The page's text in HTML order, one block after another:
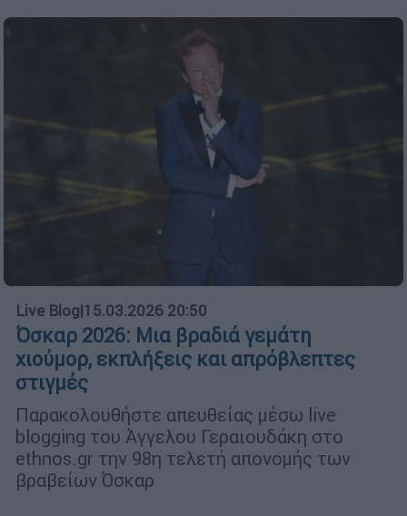
Live Blog|15.03.2026 20:50
Όσκαρ 2026: Μια βραδιά γεμάτη
χιούμορ, εκπλήξεις και απρόβλεπτες
στιγμές
Παρακολουθήστε απευθείας μέσω live
blogging του Άγγελου Γεραιουδάκη στο
ethnos.gr την 98η τελετή απονομής των
βραβείων Όσκαρ